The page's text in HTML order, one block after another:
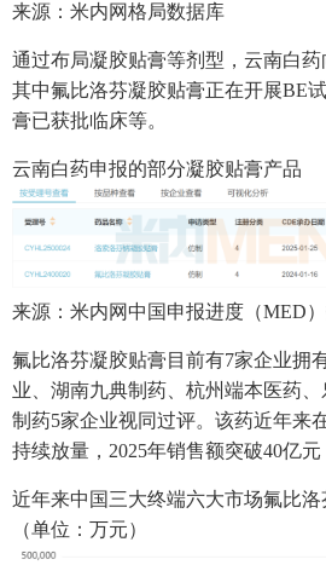
来源：米内网格局数据库
通过布局凝胶贴膏等剂型，云南白药
其中氟比洛芬凝胶贴膏正在开展BE
膏已获批临床等。
云南白药申报的部分凝胶贴膏产品
来源：米内网中国申报进度（MED
氟比洛芬凝胶贴膏目前有7家企业拥
业、湖南九典制药、杭州端本医药
制药5家企业视同过评。该药近年来
持续放量，2025年销售额突破40亿元
近年来中国三大终端六大市场氟比
（单位：万元）